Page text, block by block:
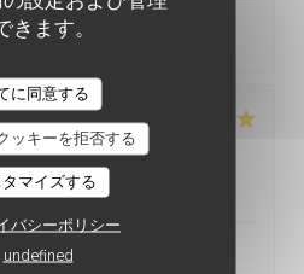
きます。
に同意する
ッキーを拒否する
マイズする
バシーポリシー
undefined
à découvrir absolument
2
メニュー:5/5
Les plats sont très bons, la
BY JÉRÔME